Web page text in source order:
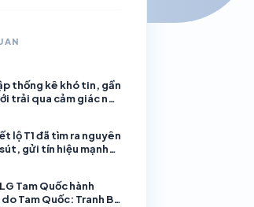
thống kê khó tin, gần
trải qua cảm giác này
lộ T1 đã tìm ra nguyên
gửi tín hiệu mạnh
Tam Quốc hành
Tam Quốc: Tranh Bá